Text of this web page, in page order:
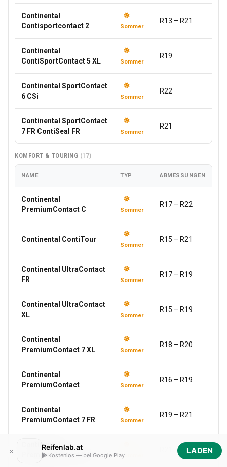
Continental
Contisportcontact 2
Sommer
R13 – R21
Continental
ContiSportContact 5 XL
Sommer
R19
Continental SportContact
6 CSi
Sommer
R22
Continental SportContact
7 FR ContiSeal FR
Sommer
R21
KOMFORT & TOURING (17)
NAME TYP ABMESSUNGEN
Continental
PremiumContact C
Sommer
R17 – R22
Continental ContiTour
Sommer
R15 – R21
Continental UltraContact
FR
Sommer
R17 – R19
Continental UltraContact
XL
Sommer
R15 – R19
Continental
PremiumContact 7 XL
Sommer
R18 – R20
Continental
PremiumContact
Sommer
R16 – R19
Continental
PremiumContact 7 FR
Sommer
R19 – R21
Continental
PremiumContact C FR
Sommer
× Reifenlab.at
Kostenlos — bei Google Play LADEN